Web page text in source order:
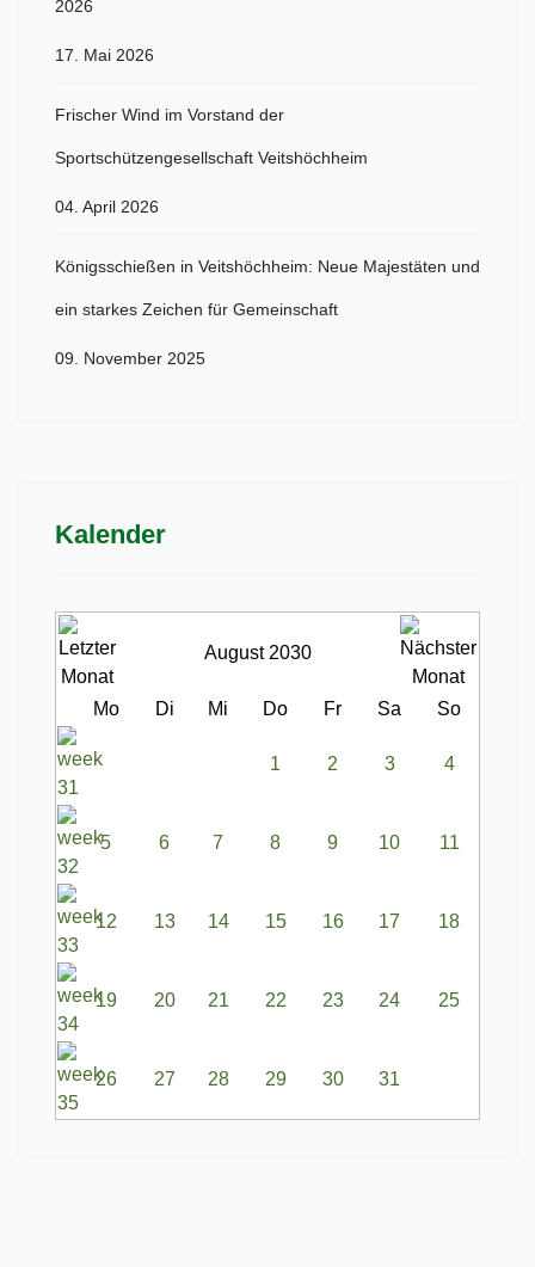
2026
17. Mai 2026
Frischer Wind im Vorstand der
Sportschützengesellschaft Veitshöchheim
04. April 2026
Königsschießen in Veitshöchheim: Neue Majestäten und
ein starkes Zeichen für Gemeinschaft
09. November 2025
Kalender
August 2030
Mo Di Mi Do Fr Sa So
1 2 3 4
5 6 7 8 9 10 11
12 13 14 15 16 17 18
19 20 21 22 23 24 25
26 27 28 29 30 31